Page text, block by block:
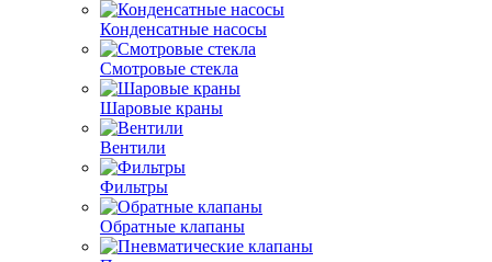
Конденсатные насосы
Смотровые стекла
Шаровые краны
Вентили
Фильтры
Обратные клапаны